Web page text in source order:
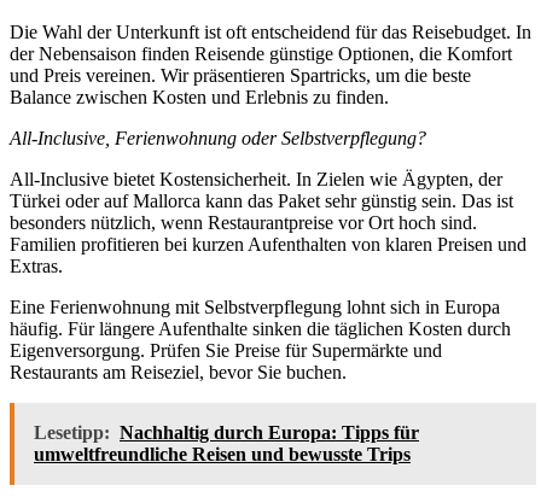
Die Wahl der Unterkunft ist oft entscheidend für das Reisebudget. In
der Nebensaison finden Reisende günstige Optionen, die Komfort
und Preis vereinen. Wir präsentieren Spartricks, um die beste
Balance zwischen Kosten und Erlebnis zu finden.
All-Inclusive, Ferienwohnung oder Selbstverpflegung?
All-Inclusive bietet Kostensicherheit. In Zielen wie Ägypten, der
Türkei oder auf Mallorca kann das Paket sehr günstig sein. Das ist
besonders nützlich, wenn Restaurantpreise vor Ort hoch sind.
Familien profitieren bei kurzen Aufenthalten von klaren Preisen und
Extras.
Eine Ferienwohnung mit Selbstverpflegung lohnt sich in Europa
häufig. Für längere Aufenthalte sinken die täglichen Kosten durch
Eigenversorgung. Prüfen Sie Preise für Supermärkte und
Restaurants am Reiseziel, bevor Sie buchen.
Lesetipp: Nachhaltig durch Europa: Tipps für
umweltfreundliche Reisen und bewusste Trips